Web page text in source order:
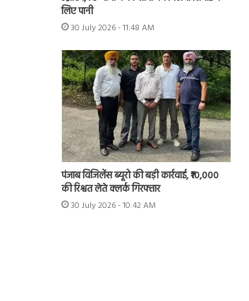
लिए पानी
30 July 2026 - 11:48 AM
पंजाब विजिलेंस ब्यूरो की बड़ी कार्रवाई, ₹10,000
की रिश्वत लेते क्लर्क गिरफ्तार
30 July 2026 - 10:42 AM